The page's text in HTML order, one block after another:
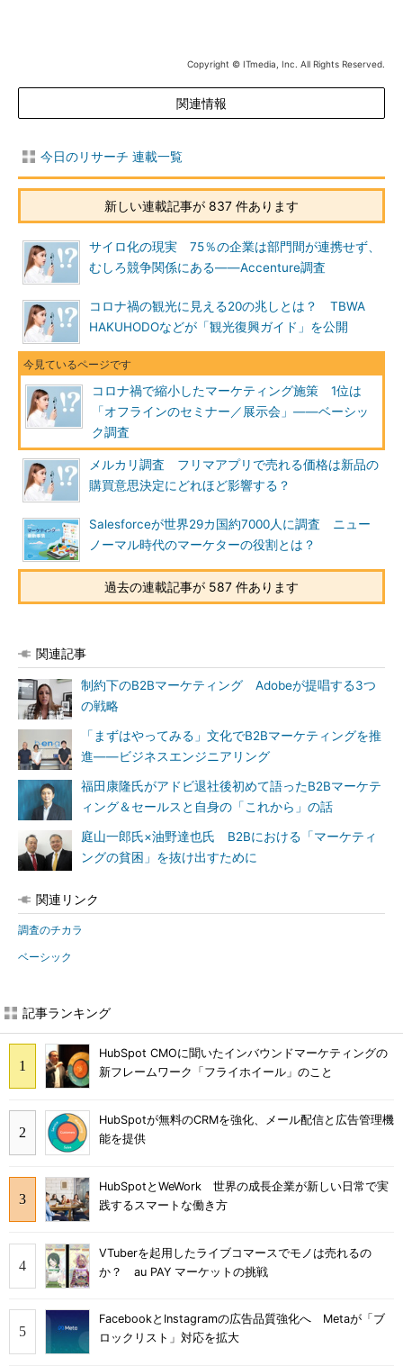
Copyright © ITmedia, Inc. All Rights Reserved.
関連情報
今日のリサーチ 連載一覧
新しい連載記事が 837 件あります
サイロ化の現実 75％の企業は部門間が連携せず、
むしろ競争関係にある――Accenture調査
コロナ禍の観光に見える20の兆しとは？ TBWA
HAKUHODOなどが「観光復興ガイド」を公開
コロナ禍で縮小したマーケティング施策 1位は
「オフラインのセミナー／展示会」――ベーシッ
ク調査
メルカリ調査 フリマアプリで売れる価格は新品の
購買意思決定にどれほど影響する？
Salesforceが世界29カ国約7000人に調査 ニュー
ノーマル時代のマーケターの役割とは？
過去の連載記事が 587 件あります
関連記事
制約下のB2Bマーケティング Adobeが提唱する3つ
の戦略
「まずはやってみる」文化でB2Bマーケティングを推
進――ビジネスエンジニアリング
福田康隆氏がアドビ退社後初めて語ったB2Bマーケテ
ィング＆セールスと自身の「これから」の話
庭山一郎氏×油野達也氏 B2Bにおける「マーケティ
ングの貧困」を抜け出すために
関連リンク
調査のチカラ
ベーシック
記事ランキング
HubSpot CMOに聞いたインバウンドマーケティングの
新フレームワーク「フライホイール」のこと
HubSpotが無料のCRMを強化、メール配信と広告管理機
能を提供
HubSpotとWeWork 世界の成長企業が新しい日常で実
践するスマートな働き方
VTuberを起用したライブコマースでモノは売れるの
か？ au PAY マーケットの挑戦
FacebookとInstagramの広告品質強化へ Metaが「ブ
ロックリスト」対応を拡大